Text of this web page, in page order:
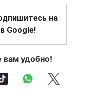
на
Google!
вам удобно!